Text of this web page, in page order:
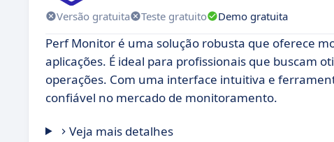
Versão gratuita Teste gratuito Demo gratuita
Perf Monitor é uma solução robusta que oferece
aplicações. É ideal para profissionais que buscam
operações. Com uma interface intuitiva e
confiável no mercado de monitoramento.
Veja mais detalhes